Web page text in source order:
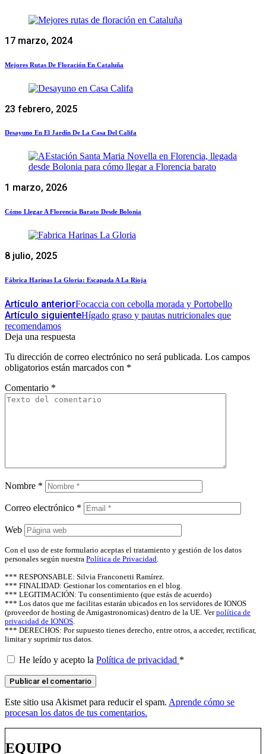
17 marzo, 2024
Mejores Rutas De Floración En Cataluña
23 febrero, 2025
Desayuno En El Jardín De La Casa Del Califa
1 marzo, 2026
Cómo Llegar A Florencia Barato Desde Bolonia
8 julio, 2025
Fábrica Harinas La Gloria: Escapada A La Rioja
Artículo anteriorFocaccia con cebolla morada y Portobello
Artículo siguienteHígado graso y pautas nutricionales que
recomendamos
Deja una respuesta
Tu dirección de correo electrónico no será publicada. Los campos
obligatorios están marcados con *
Comentario *
Nombre *
Correo electrónico *
Web
Con el uso de este formulario aceptas el tratamiento y gestión de los datos
personales según nuestra Política de Privacidad.
*** RESPONSABLE: Silvia Franconetti Ramírez.
*** FINALIDAD: Gestionar los comentarios en el blog.
*** LEGITIMACIÓN: Tu consentimiento (que estás de acuerdo)
*** Los datos que me facilitas estarán ubicados en los servidores de IONOS
(proveedor de hosting de Amigastronomicas) dentro de la UE. Verpolítica de
privacidad de IONOS.
*** DERECHOS: Por supuesto tienes derecho, entre otros, a acceder, rectificar,
limitar y suprimir tus datos.
He leído y acepto la Política de privacidad *
Este sitio usa Akismet para reducir el spam. Aprende cómo se
procesan los datos de tus comentarios.
EQUIPO